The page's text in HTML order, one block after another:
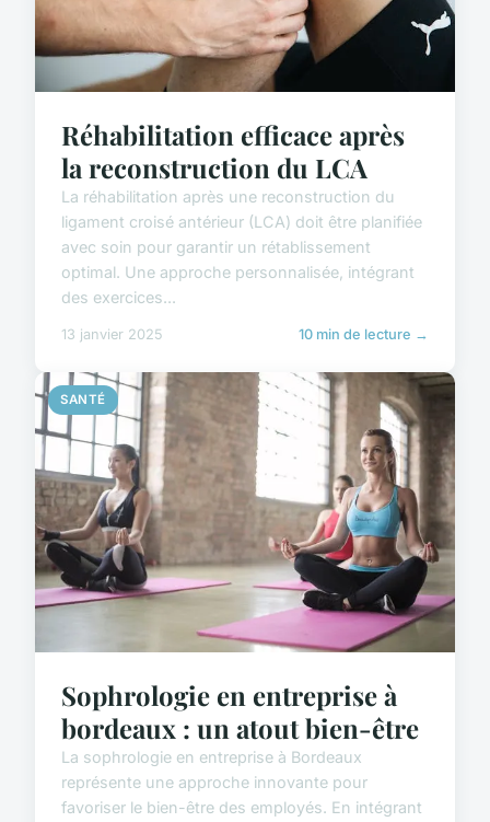
Réhabilitation efficace après
la reconstruction du LCA
La réhabilitation après une reconstruction du
ligament croisé antérieur (LCA) doit être planifiée
avec soin pour garantir un rétablissement
optimal. Une approche personnalisée, intégrant
des exercices...
13 janvier 2025 10 min de lecture →
SANTÉ
Sophrologie en entreprise à
bordeaux : un atout bien-être
La sophrologie en entreprise à Bordeaux
représente une approche innovante pour
favoriser le bien-être des employés. En intégrant